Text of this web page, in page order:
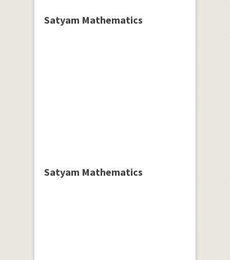
Satyam Mathematics
Satyam Mathematics